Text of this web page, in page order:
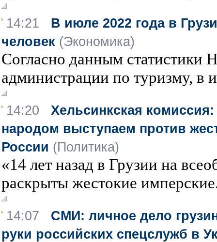
14:21 В июле 2022 года в
человек (Экономика)
Согласно данным статистики
администрации по туризму, в
14:20 Хельсинкская
народом выступаем против
России (Политика)
«14 лет назад в Грузии на
раскрыты жестокие
14:07 СМИ: личное дело
руки российских спецслужб в